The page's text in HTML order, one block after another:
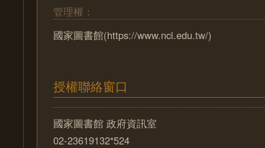
管理權：
國家圖書館(https://www.ncl.edu.tw/)
授權聯絡窗口
國家圖書館 政府資訊室
02-23619132*524